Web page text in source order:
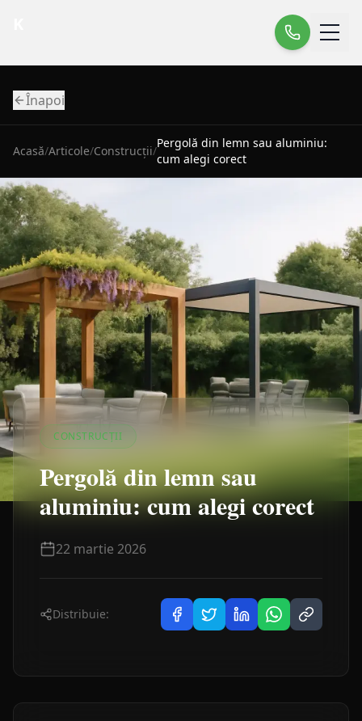
Înapoi
Acasă/Articole/Construcții/
Pergolă din lemn sau aluminiu:
cum alegi corect
CONSTRUCȚII
Pergolă din lemn sau
aluminiu: cum alegi corect
22 martie 2026
Distribuie: